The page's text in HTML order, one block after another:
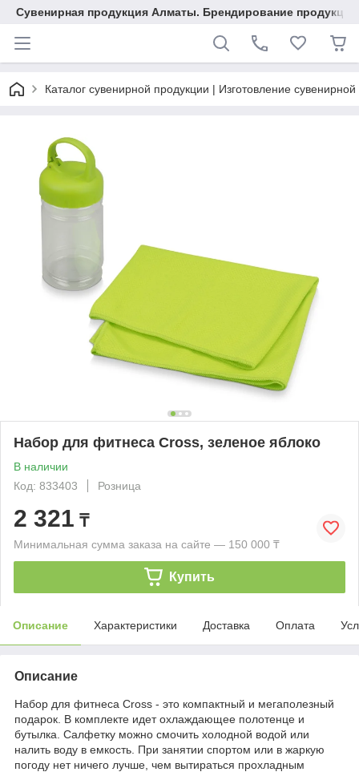
Сувенирная продукция Алматы. Брендирование
Каталог сувенирной продукции | Изготовление
Набор для фитнеса Cross, зеленое яблоко
В наличии
Код: 833403
Розница
2 321 ₸
Минимальная сумма заказа на сайте — 150 000 ₸
Купить
Описание Характеристики Доставка Оплата
Описание
Набор для фитнеса Cross - это компактный и мегаполезный
подарок. В комплекте идет охлаждающее полотенце и
бутылка. Салфетку можно смочить холодной водой или
налить воду в емкость. При занятии спортом или в жаркую
погоду нет ничего лучше, чем вытираться прохладным